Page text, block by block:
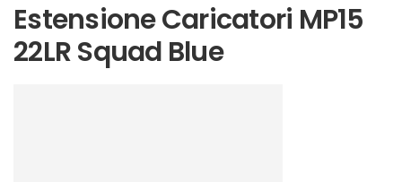
Estensione Caricatori MP15
22LR Squad Blue